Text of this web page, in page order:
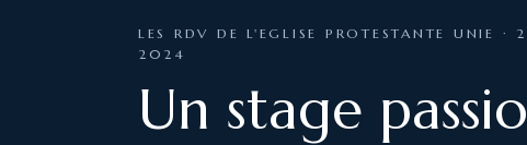
LES RDV DE L'EGLISE PROTESTANTE UNIE ·
2024
Un stage